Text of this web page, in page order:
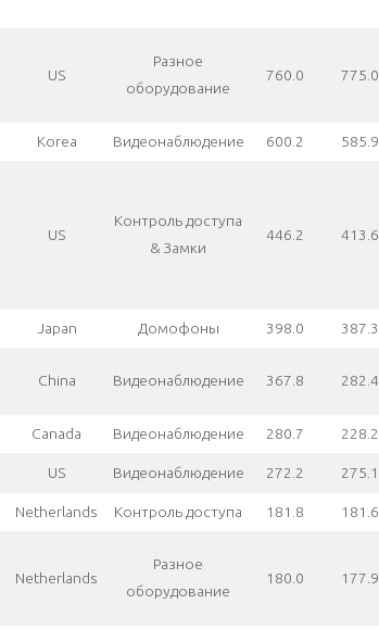
US
Разное
оборудование
760.0 775.0
Korea Видеонаблюдение 600.2 585.9
US
Контроль доступа
& Замки
446.2 413.6
Japan Домофоны 398.0 387.3
China Видеонаблюдение 367.8 282.4
Canada Видеонаблюдение 280.7 228.2
US Видеонаблюдение 272.2 275.1
Netherlands Контроль доступа 181.8 181.6
Netherlands
Разное
оборудование
180.0 177.9